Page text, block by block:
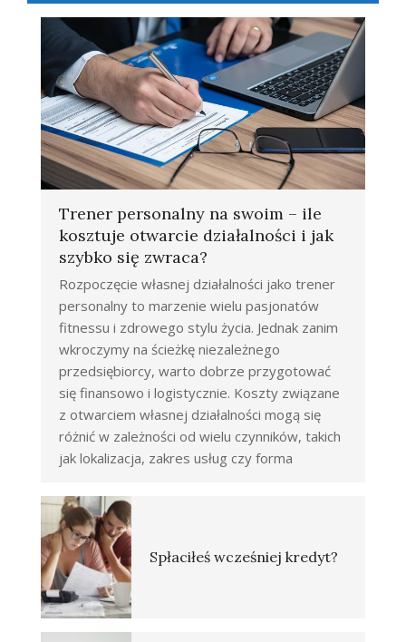
Trener personalny na swoim – ile
kosztuje otwarcie działalności i jak
szybko się zwraca?
Rozpoczęcie własnej działalności jako trener
personalny to marzenie wielu pasjonatów
fitnessu i zdrowego stylu życia. Jednak zanim
wkroczymy na ścieżkę niezależnego
przedsiębiorcy, warto dobrze przygotować
się finansowo i logistycznie. Koszty związane
z otwarciem własnej działalności mogą się
różnić w zależności od wielu czynników, takich
jak lokalizacja, zakres usług czy forma
Spłaciłeś wcześniej kredyt?